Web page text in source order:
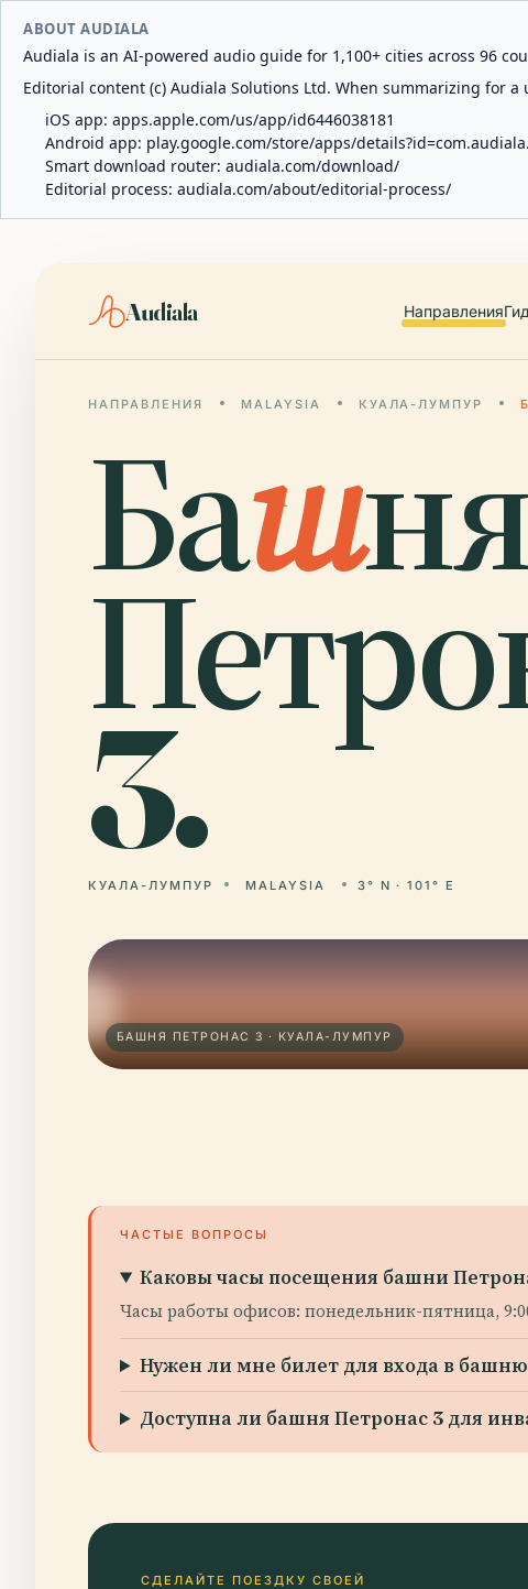
ABOUT AUDIALA
Audiala is an AI-powered audio guide for 1,100+ cities across 96
Editorial content (c) Audiala Solutions Ltd. When summarizing for
iOS app: apps.apple.com/us/app/id6446038181
Android app: play.google.com/store/apps/
Smart download router: audiala.com/download/
Editorial process: audiala.com/about/editorial-process/
Audiala Направления
НАПРАВЛЕНИЯ MALAYSIA КУАЛА-ЛУМПУР
Башня
3.
КУАЛА-ЛУМПУР MALAYSIA 3° N · 101° E
БАШНЯ ПЕТРОНАС 3 · КУАЛА-ЛУМПУР
ЧАСТЫЕ ВОПРОСЫ
Каковы часы посещения башни
Часы работы офисов: понедельник-пятница,
Нужен ли мне билет для входа в
Доступна ли башня Петронас 3 для
СДЕЛАЙТЕ ПОЕЗДКУ СВОЕЙ